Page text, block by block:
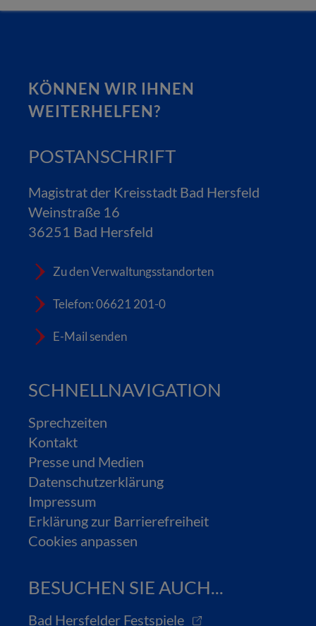
KÖNNEN WIR IHNEN
WEITERHELFEN?
POSTANSCHRIFT
Magistrat der Kreisstadt Bad Hersfeld
Weinstraße 16
36251 Bad Hersfeld
Zu den Verwaltungsstandorten
Telefon: 06621 201-0
E-Mail senden
SCHNELLNAVIGATION
Sprechzeiten
Kontakt
Presse und Medien
Datenschutzerklärung
Impressum
Erklärung zur Barrierefreiheit
Cookies anpassen
BESUCHEN SIE AUCH...
Bad Hersfelder Festspiele